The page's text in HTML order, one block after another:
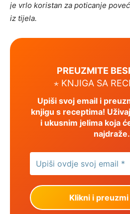
je vrlo koristan za poticanje
iz tijela.
PREUZMITE
⋆ KNJIGA SA
Upiši svoj email i
knjigu s receptima!
i ukusnim jelima koja
najdraže.